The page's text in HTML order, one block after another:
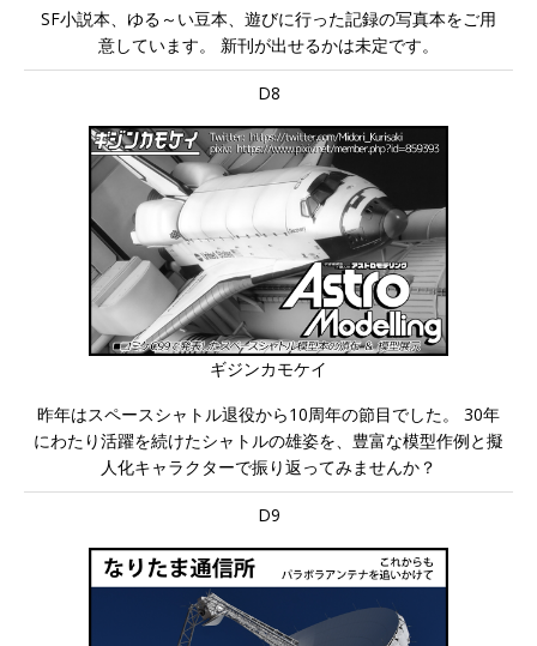
SF小説本、ゆる～い豆本、遊びに行った記録の写真本をご用
意しています。 新刊が出せるかは未定です。
D8
ギジンカモケイ
昨年はスペースシャトル退役から10周年の節目でした。 30年
にわたり活躍を続けたシャトルの雄姿を、豊富な模型作例と擬
人化キャラクターで振り返ってみませんか？
D9